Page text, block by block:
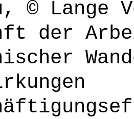
© Lange
der